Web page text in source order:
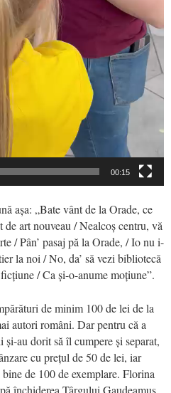
00:15
aşa: „Bate vânt de la Orade, ce
art nouveau / Nealcoș centru, vă
/ Pân’ pasaj pă la Orade, / Io nu i-
la noi / No, da’ să vezi bibliotecă
/ Ca și-o-anume moțiune”.
de minim 100 de leide la
autori români. Dar pentru că a
au dorit să îl cumpere şi separat,
cu preţul de 50 de lei, iar
de 100 de exemplare. Florina
închiderea Târgului Gaudeamus,